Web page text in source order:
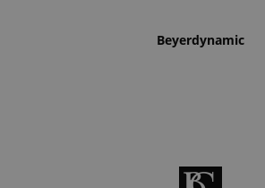
Beyerdynamic